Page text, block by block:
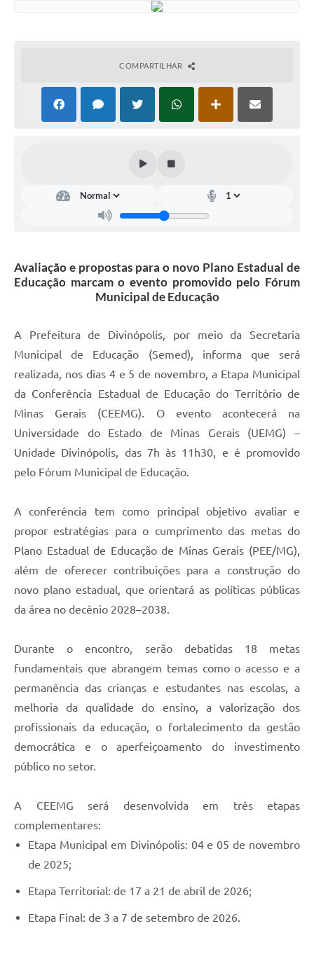
COMPARTILHAR
Avaliação e propostas para o novo Plano Estadual de
Educação marcam o evento promovido pelo Fórum
Municipal de Educação
A Prefeitura de Divinópolis, por meio da Secretaria
Municipal de Educação (Semed), informa que será
realizada, nos dias 4 e 5 de novembro, a Etapa Municipal
da Conferência Estadual de Educação do Território de
Minas Gerais (CEEMG). O evento acontecerá na
Universidade do Estado de Minas Gerais (UEMG) –
Unidade Divinópolis, das 7h às 11h30, e é promovido
pelo Fórum Municipal de Educação.
A conferência tem como principal objetivo avaliar e
propor estratégias para o cumprimento das metas do
Plano Estadual de Educação de Minas Gerais (PEE/MG),
além de oferecer contribuições para a construção do
novo plano estadual, que orientará as políticas públicas
da área no decênio 2028–2038.
Durante o encontro, serão debatidas 18 metas
fundamentais que abrangem temas como o acesso e a
permanência das crianças e estudantes nas escolas, a
melhoria da qualidade do ensino, a valorização dos
profissionais da educação, o fortalecimento da gestão
democrática e o aperfeiçoamento do investimento
público no setor.
A CEEMG será desenvolvida em três etapas
complementares:
Etapa Municipal em Divinópolis: 04 e 05 de novembro
de 2025;
Etapa Territorial: de 17 a 21 de abril de 2026;
Etapa Final: de 3 a 7 de setembro de 2026.